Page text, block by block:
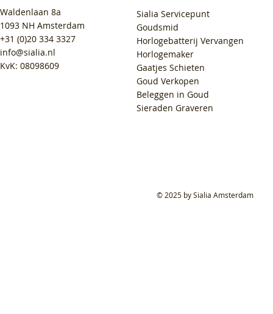
Waldenlaan 8a
1093 NH Amsterdam
+31 (0)20 334 3327
info@sialia.nl
KvK: 08098609
Sialia Servicepunt
Goudsmid
Horlogebatterij Vervangen
Horlogemaker
Gaatjes Schieten
Goud Verkopen
Beleggen in Goud
Sieraden Graveren
© 2025 by Sialia Amsterdam